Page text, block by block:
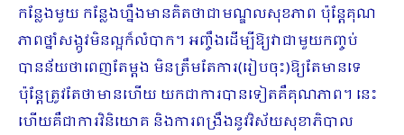
កន្លែងមួយ កន្លែងហ្នឹងមានគិតថាជាមណ្ឌលសុខភាព ប៉ុន្តែគុណ
ភាពថ្នាំសង្កូវមិនល្អក៏លំបាក។ អញ្ចឹងដើម្បីឱ្យវាជាមួយកញ្ចប់
បានន័យថាពេញតែម្តង មិនត្រឹមតែការ(រៀបចុះ)ឱ្យតែមានទេ
ប៉ុន្តែត្រូវតែថាមានហើយ យកជាការបានទៀតគឺគុណភាព។ នេះ
ហើយគឺជាការវិនិយោគ និងការពង្រឹងនូវវិស័យសុខាភិបាល